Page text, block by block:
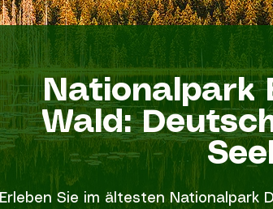
Nationalpark
Wald:
Erleben Sie im ältesten Nationalpark